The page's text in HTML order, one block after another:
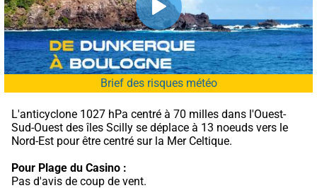
Brief des risques météo
L'anticyclone 1027 hPa centré à 70 milles dans l'Ouest-
Sud-Ouest des îles Scilly se déplace à 13 noeuds vers le
Nord-Est pour être centré sur la Mer Celtique.
Pour Plage du Casino :
Pas d'avis de coup de vent.